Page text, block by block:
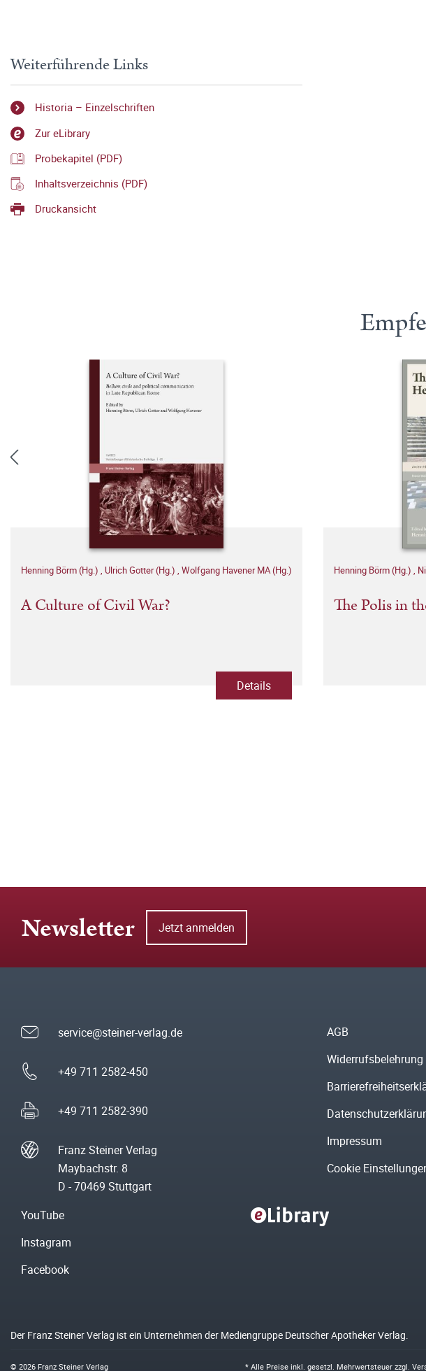
Weiterführende Links
Historia – Einzelschriften
Zur eLibrary
Probekapitel (PDF)
Inhaltsverzeichnis (PDF)
Druckansicht
Henning Börm (Hg.) , Ulrich Gotter (Hg.) , Wolfgang Havener MA (Hg.)
A Culture of Civil War?
Details
Henning Börm (Hg.) ,
The Polis in
Newsletter Jetzt anmelden
service@steiner-verlag.de
+49 711 2582-450
+49 711 2582-390
Franz Steiner Verlag
Maybachstr. 8
D - 70469 Stuttgart
AGB
Widerrufsbelehrung
Impressum
Cookie
YouTube
Instagram
Facebook
Der Franz Steiner Verlag ist ein Unternehmen der Mediengruppe Deutscher Apotheker Verlag.
* Alle Preise inkl. gesetzl. Mehrwertsteuer zzgl.
© 2026 Franz Steiner Verlag